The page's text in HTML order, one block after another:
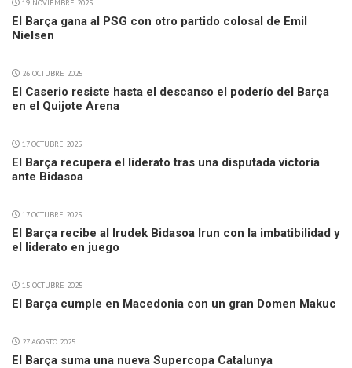
19 NOVIEMBRE 2025
El Barça gana al PSG con otro partido colosal de Emil
Nielsen
26 OCTUBRE 2025
El Caserio resiste hasta el descanso el poderío del Barça
en el Quijote Arena
17 OCTUBRE 2025
El Barça recupera el liderato tras una disputada victoria
ante Bidasoa
17 OCTUBRE 2025
El Barça recibe al Irudek Bidasoa Irun con la imbatibilidad y
el liderato en juego
15 OCTUBRE 2025
El Barça cumple en Macedonia con un gran Domen Makuc
27 AGOSTO 2025
El Barça suma una nueva Supercopa Catalunya